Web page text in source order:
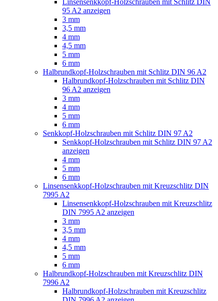
95 A2 anzeigen
3 mm
3,5 mm
4 mm
4,5 mm
5 mm
6 mm
Halbrundkopf-Holzschrauben mit Schlitz DIN 96 A2
Halbrundkopf-Holzschrauben mit Schlitz DIN
96 A2 anzeigen
3 mm
4 mm
5 mm
6 mm
Senkkopf-Holzschrauben mit Schlitz DIN 97 A2
Senkkopf-Holzschrauben mit Schlitz DIN 97 A2
anzeigen
4 mm
5 mm
6 mm
Linsensenkkopf-Holzschrauben mit Kreuzschlitz DIN
7995 A2
Linsensenkkopf-Holzschrauben mit Kreuzschlitz
DIN 7995 A2 anzeigen
3 mm
3,5 mm
4 mm
4,5 mm
5 mm
6 mm
Halbrundkopf-Holzschrauben mit Kreuzschlitz DIN
7996 A2
Halbrundkopf-Holzschrauben mit Kreuzschlitz